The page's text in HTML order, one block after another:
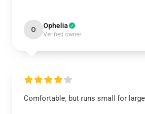
O Ophelia
Verified owner
Comfortable, but runs small for